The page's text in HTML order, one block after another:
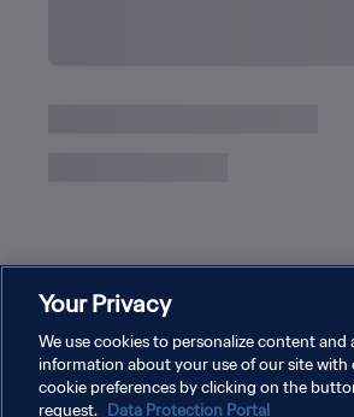
POLÍTICA DE PRIVACIDAD
Your Privacy
We use cookies to personalize content and
information about your use of our site with
cookie preferences by clicking on the
request. Data Protection Portal